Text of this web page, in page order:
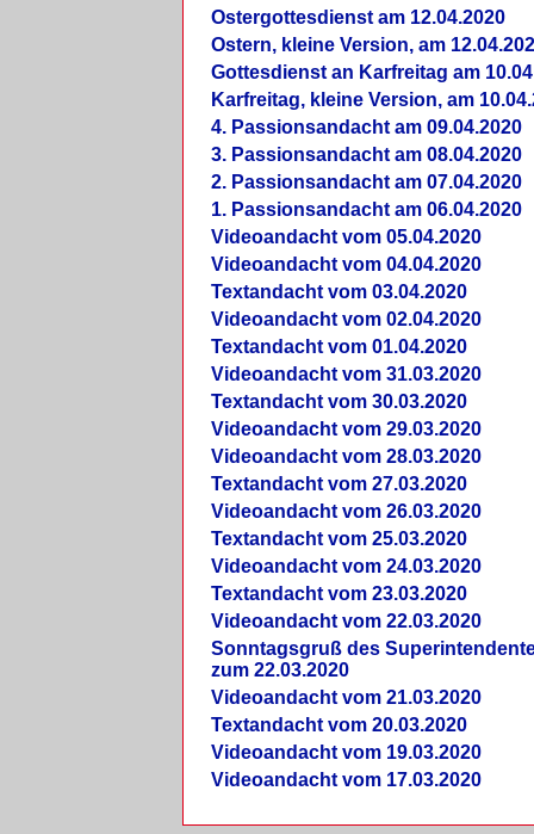
Ostergottesdienst am 12.04.2020
Ostern, kleine Version, am
Gottesdienst an Karfreitag am
Karfreitag, kleine Version, am
4. Passionsandacht am 09.04.2020
3. Passionsandacht am 08.04.2020
2. Passionsandacht am 07.04.2020
1. Passionsandacht am 06.04.2020
Videoandacht vom 05.04.2020
Videoandacht vom 04.04.2020
Textandacht vom 03.04.2020
Videoandacht vom 02.04.2020
Textandacht vom 01.04.2020
Videoandacht vom 31.03.2020
Textandacht vom 30.03.2020
Videoandacht vom 29.03.2020
Videoandacht vom 28.03.2020
Textandacht vom 27.03.2020
Videoandacht vom 26.03.2020
Textandacht vom 25.03.2020
Videoandacht vom 24.03.2020
Textandacht vom 23.03.2020
Videoandacht vom 22.03.2020
Sonntagsgruß des
zum 22.03.2020
Videoandacht vom 21.03.2020
Textandacht vom 20.03.2020
Videoandacht vom 19.03.2020
Videoandacht vom 17.03.2020